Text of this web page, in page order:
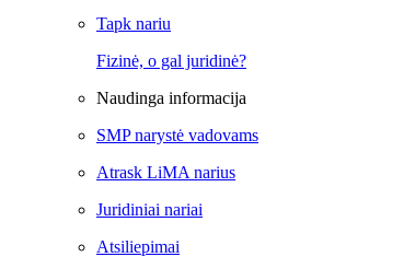
Tapk nariu
Fizinė, o gal juridinė?
Naudinga informacija
SMP narystė vadovams
Atrask LiMA narius
Juridiniai nariai
Atsiliepimai